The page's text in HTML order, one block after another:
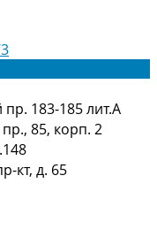
пр. 183-185 лит.А
85, корп. 2
кт, д. 65